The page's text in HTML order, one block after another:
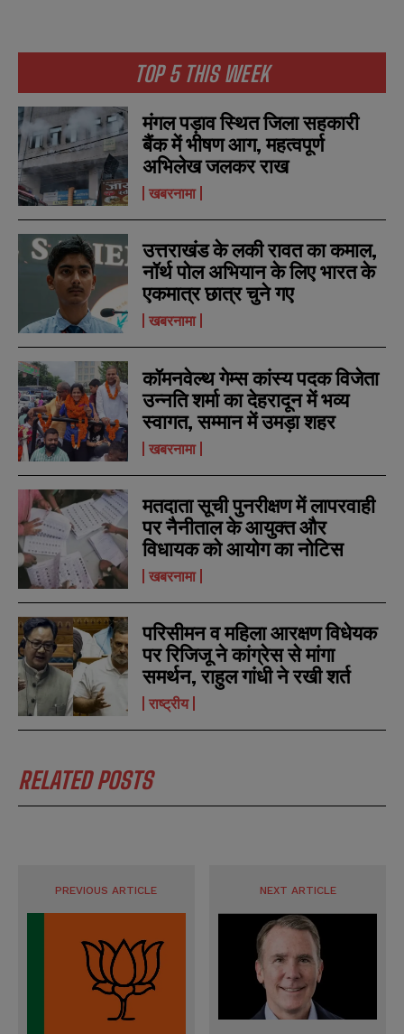
N
a
m
e
*
E
m
i
l
*
N
m
b
e
r
s
SUBMIT
N
a
m
e
*
E
m
i
l
*
N
m
b
e
r
s
SUBMIT
TOP 5 THIS WEEK
मंगल पड़ाव स्थित जिला सहकारी
बैंक में भीषण आग, महत्वपूर्ण
अभिलेख जलकर राख
खबरनामा
उत्तराखंड के लकी रावत का कमाल,
नॉर्थ पोल अभियान के लिए भारत के
एकमात्र छात्र चुने गए
खबरनामा
कॉमनवेल्थ गेम्स कांस्य पदक विजेता
उन्नति शर्मा का देहरादून में भव्य
स्वागत, सम्मान में उमड़ा शहर
खबरनामा
मतदाता सूची पुनरीक्षण में लापरवाही
पर नैनीताल के आयुक्त और
विधायक को आयोग का नोटिस
खबरनामा
परिसीमन व महिला आरक्षण विधेयक
पर रिजिजू ने कांग्रेस से मांगा
समर्थन, राहुल गांधी ने रखी शर्त
राष्ट्रीय
RELATED POSTS
PREVIOUS ARTICLE NEXT ARTICLE